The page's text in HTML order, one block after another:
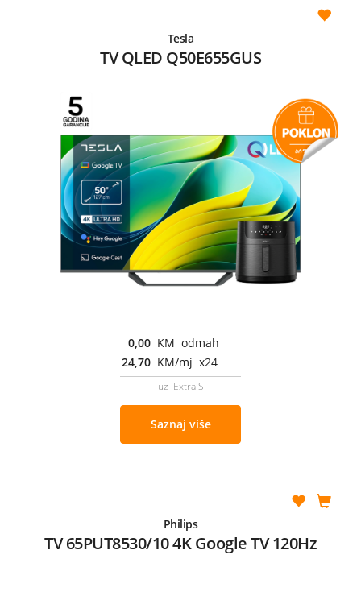
Tesla
TV QLED Q50E655GUS
0,00 KM odmah
24,70 KM/mj x24
uz Extra S
Saznaj više
Philips
TV 65PUT8530/10 4K Google TV 120Hz